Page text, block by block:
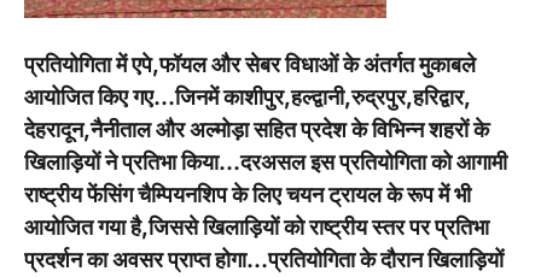
प्रतियोगिता में एपे,फॉयल और सेबर विधाओं के अंतर्गत मुकाबले
आयोजित किए गए…जिनमें काशीपुर,हल्द्वानी,रुद्रपुर,हरिद्वार,
देहरादून,नैनीताल और अल्मोड़ा सहित प्रदेश के विभिन्न शहरों के
खिलाड़ियों ने प्रतिभा किया…दरअसल इस प्रतियोगिता को आगामी
राष्ट्रीय फेंसिंग चैम्पियनशिप के लिए चयन ट्रायल के रूप में भी
आयोजित गया है,जिससे खिलाड़ियों को राष्ट्रीय स्तर पर प्रतिभा
प्रदर्शन का अवसर प्राप्त होगा…प्रतियोगिता के दौरान खिलाड़ियों